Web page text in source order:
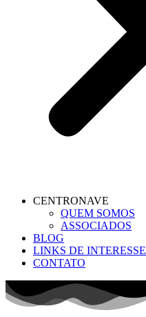
CENTRONAVE
QUEM SOMOS
ASSOCIADOS
BLOG
LINKS DE INTERESSE
CONTATO